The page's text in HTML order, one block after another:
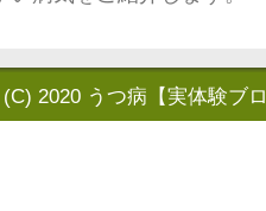
2020 うつ病【実体験ブ